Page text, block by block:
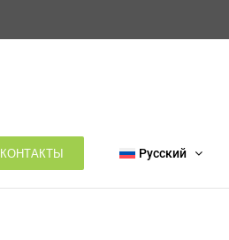
КОНТАКТЫ Русский